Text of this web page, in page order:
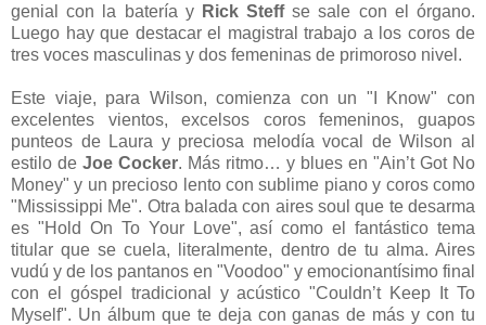
genial con la batería y Rick Steffse sale con el órgano.
Luego hay que destacar el magistral trabajo a los coros de
tres voces masculinas y dos femeninas de primoroso nivel.
Este viaje, para Wilson, comienza con un "I Know" con
excelentes vientos, excelsos coros femeninos, guapos
punteos de Laura y preciosa melodía vocal de Wilson al
estilo de Joe Cocker. Más ritmo… y blues en "Ain’t Got No
Money" y un precioso lento con sublime piano y coros como
"Mississippi Me". Otra balada con aires soul que te desarma
es "Hold On To Your Love", así como el fantástico tema
titular que se cuela, literalmente, dentro de tu alma. Aires
vudú y de los pantanos en "Voodoo" y emocionantísimo final
con el góspel tradicional y acústico "Couldn’t Keep It To
Myself". Un álbum que te deja con ganas de más y con tu